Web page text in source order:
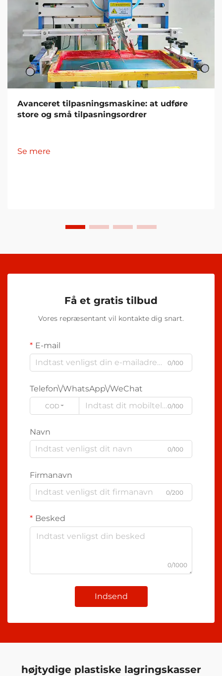
Avanceret tilpasningsmaskine: at udføre
store og små tilpasningsordrer
Se mere
Få et gratis tilbud
Vores repræsentant vil kontakte dig snart.
E-mail
0/100
Telefon\/WhatsApp\/WeChat
CODE 0/100
Navn
0/100
Firmanavn
0/200
Besked
0/1000
Indsend
højtydige plastiske lagringskasser